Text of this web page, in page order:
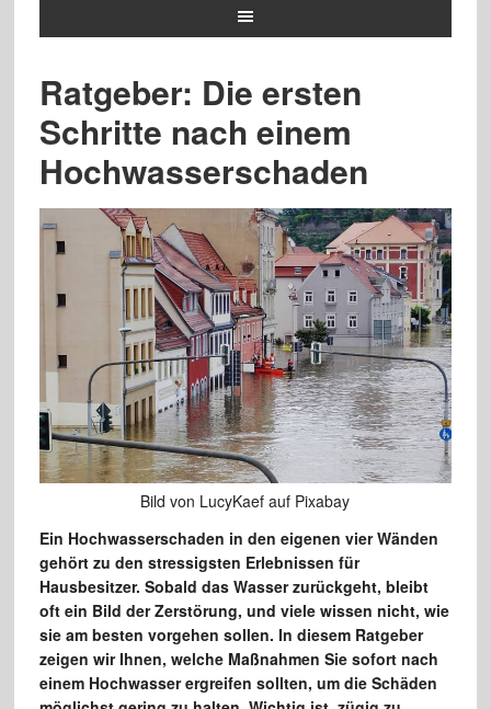
Ratgeber: Die ersten
Schritte nach einem
Hochwasserschaden
Bild von LucyKaef auf Pixabay
Ein Hochwasserschaden in den eigenen vier Wänden
gehört zu den stressigsten Erlebnissen für
Hausbesitzer. Sobald das Wasser zurückgeht, bleibt
oft ein Bild der Zerstörung, und viele wissen nicht, wie
sie am besten vorgehen sollen. In diesem Ratgeber
zeigen wir Ihnen, welche Maßnahmen Sie sofort nach
einem Hochwasser ergreifen sollten, um die Schäden